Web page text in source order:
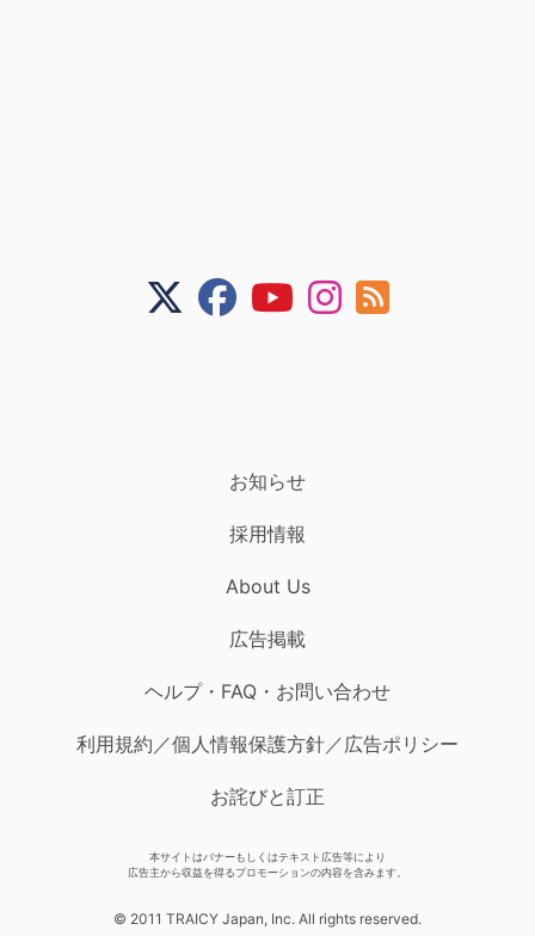
お知らせ
採用情報
About Us
広告掲載
ヘルプ・FAQ・お問い合わせ
利用規約／個人情報保護方針／広告ポリシー
お詫びと訂正
本サイトはバナーもしくはテキスト広告等により
広告主から収益を得るプロモーションの内容を含みます。
© 2011 TRAICY Japan, Inc. All rights reserved.